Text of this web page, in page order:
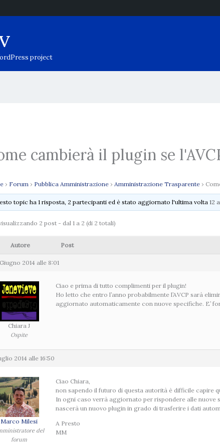
project
cambierà il plugin se
› Forum › Pubblica Amministrazione › Amministrazione Trasparente ›
topic ha 1 risposta, 2 partecipanti ed è stato aggiornato l'ultima volta 12
2 post - dal 1 a 2 (di 2 totali)
Autore Post
2014 alle 8:01
Chiara J
Ospite
Ciao e prima di tutto complimenti per il plugin!
Ho letto che entro l’anno probabilmente l’AVCP sarà
aggiornato automaticamente con nuove specifiche. E’
2014 alle 16:50
Marco Milesi
del
forum
Ciao Chiara,
non sapendo il futuro di questa autorità è difficile capire
In ogni caso verrà aggiornato per rispondere alle nuove
nascerà un nuovo plugin in grado di trasferire i dati
A Presto
MM